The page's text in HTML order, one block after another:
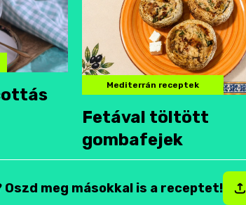
Mediterrán receptek
Fetával töltött
gombafejek
meg másokkal is a receptet!